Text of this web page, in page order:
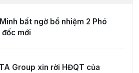
bất ngờ bổ nhiệm 2 Phó
mới
Group xin rời HĐQT của